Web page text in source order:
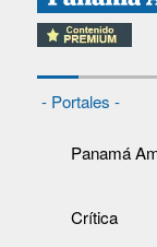
- Portales -
Panamá
Crítica